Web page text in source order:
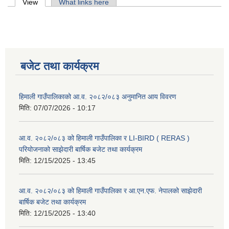
Primary tabs
View (active tab)What links here
बजेट तथा कार्यक्रम
हिमाली गाउँपालिकाको आ.व. २०८२/०८३ अनुमानित आय विवरण
मिति: 07/07/2026 - 10:17
आ.व. २०८२/०८३ को हिमाली गाउँपालिका र LI-BIRD ( RERAS )
परियोजनाको साझेदारी बार्षिक बजेट तथा कार्यक्रम
मिति: 12/15/2025 - 13:45
आ.व. २०८२/०८३ को हिमाली गाउँपालिका र आ.एन.एफ. नेपालको साझेदारी
बार्षिक बजेट तथा कार्यक्रम
मिति: 12/15/2025 - 13:40